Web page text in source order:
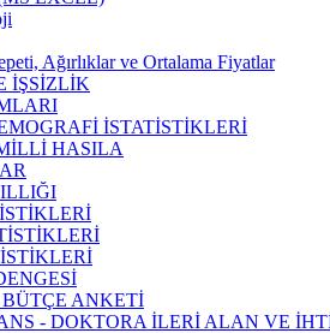
Ağırlıklar ve Ortalama Fiyatlar
İŞSİZLİK
İSTATİSTİKLERİ
HASILA
ANKETİ
- DOKTORA İLERİ ALAN VE